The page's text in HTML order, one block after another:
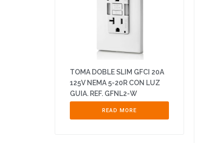
TOMA DOBLE SLIM GFCI 20A
125V NEMA 5-20R CON LUZ
GUIA. REF. GFNL2-W
READ MORE